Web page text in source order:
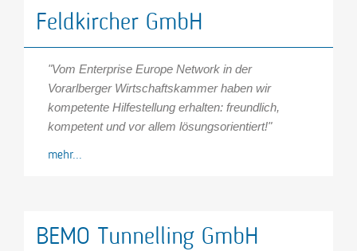
Feldkircher GmbH
"Vom Enterprise Europe Network in der
Vorarlberger Wirtschaftskammer haben wir
kompetente Hilfestellung erhalten: freundlich,
kompetent und vor allem lösungsorientiert!"
mehr...
BEMO Tunnelling GmbH